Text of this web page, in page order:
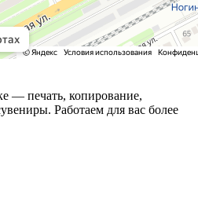
— печать, копирование,
Работаем для вас более